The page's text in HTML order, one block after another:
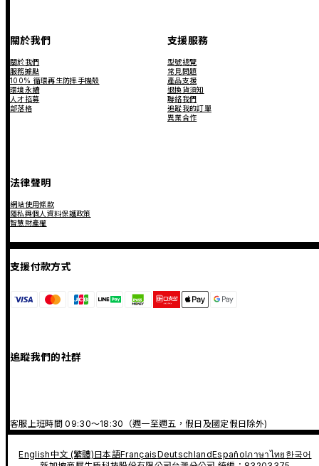
關於我們
關於我們
服務據點
100% 循環再生防摔手機殼
環境永續
人才招募
部落格
支援服務
型號總覽
常見問題
產品支援
退換貨須知
聯絡我們
追蹤我的訂單
異業合作
法律聲明
網站使用條款
隱私與個人資料保護政策
智慧財產權
支援付款方式
追蹤我們的社群
客服上班時間 09:30～18:30（週一至週五，假日及國定假日除外)
English中文 (繁體)日本語FrançaisDeutschlandEspañolภาษาไทย 한국어